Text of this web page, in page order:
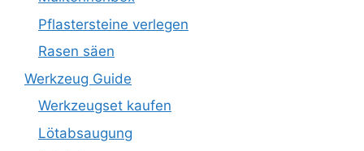
Pflastersteine verlegen
Rasen säen
Werkzeug Guide
Werkzeugset kaufen
Lötabsaugung